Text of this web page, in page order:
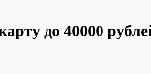
до 40000